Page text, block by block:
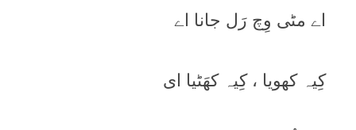
اے مٹی وِچ رَل جانا اے
کِیہ کھویا ، کِیہ کھَٹیا ای